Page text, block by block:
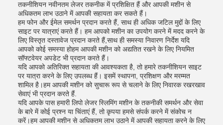
तकनीशियन नवीनतम लेजर तकनीक में प्रशिक्षित हैं और आपकी मशीन से
अधिकतम लाभ उठाने में आपकी सहायता कर सकते हैं।
हम फोन और ईमेल समर्थन प्रदान करते हैं, साथ ही अधिक जटिल मुद्दों के लिए
साइट पर यात्राएं करते हैं। हम आपको मशीन का उपयोग करने में मदद करने के
लिए विस्तृत दस्तावेज प्रदान करते हैं,साथ ही समस्या निवारण निर्देश यदि
आपको कोई समस्या होहम आपकी मशीन को अद्यतित रखने के लिए नियमित
सॉफ्टवेयर अपडेट भी प्रदान करते हैं।
यदि आपको अतिरिक्त सहायता की आवश्यकता है, तो हमारे तकनीशियन साइट
पर यात्रा करने के लिए उपलब्ध हैं। इसमें स्थापना, प्रशिक्षण और मरम्मत
शामिल है।हम आपकी मशीन को सुचारू रूप से चलाने के लिए निवारक रखरखाव
सेवाएं भी प्रदान करते हैं.
यदि आपके पास हमारी लिपो लेजर स्लिमिंग मशीन के तकनीकी समर्थन और सेवा
के बारे में कोई प्रश्न या चिंताएं हैं, तो कृपया हमसे संपर्क करने में संकोच न
करें।हम आपकी मशीन से अधिकतम लाभ उठाने में आपकी सहायता करने के लिए